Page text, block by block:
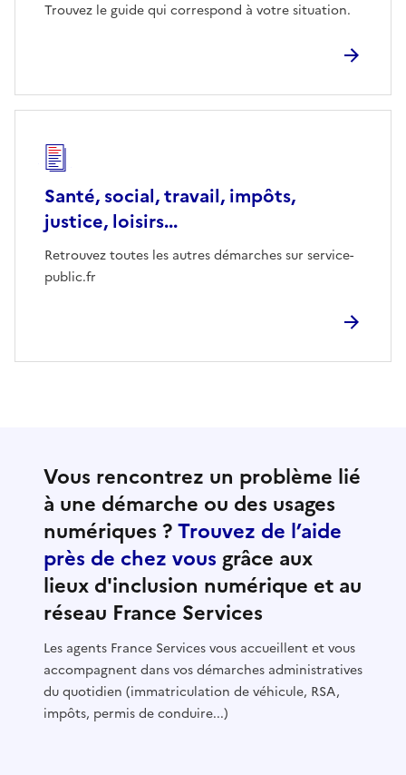
Trouvez le guide qui correspond à votre situation.
Santé, social, travail, impôts,
justice, loisirs...
Retrouvez toutes les autres démarches sur service-
public.fr
Vous rencontrez un problème lié
à une démarche ou des usages
numériques ?Trouvez de l’aide
près de chez vous grâce aux
lieux d'inclusion numérique et au
réseau France Services
Les agents France Services vous accueillent et vous
accompagnent dans vos démarches administratives
du quotidien (immatriculation de véhicule, RSA,
impôts, permis de conduire...)